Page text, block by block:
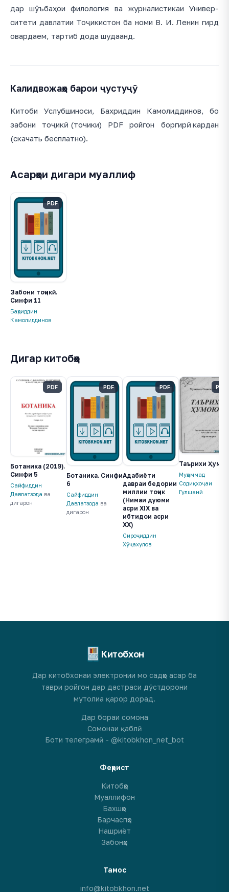
дар шӯъбаҳои филология ва журналистикаи Универ-
ситети давлатии Тоҷикистон ба номи В. И. Ленин гирд
овардаем, тартиб дода шудаанд.
Калидвожаҳо барои ҷустуҷӯ
Китоби Услубшиноси, Бахриддин Камолиддинов, бо
забони тоҷикӣ (точики) PDF ройгон боргирӣ кардан
(скачать бесплатно).
Асарҳои дигари муаллиф
PDF
Забони тоҷикӣ.
Синфи 11
Баҳриддин
Камолиддинов
Дигар китобҳо
PDF
Ботаника (2019).
Синфи 5
Сайфиддин
Давлатзода ва
дигарон
PDF
Ботаника. Синфи
6
Сайфиддин
Давлатзода ва
дигарон
PDF
Адабиёти
давраи бедории
миллии тоҷик
(Нимаи дуюми
асри XIX ва
ибтидои асри
ХХ)
Сироҷиддин
Хӯҷахулов
PDF
Таърихи
Муҳаммад
Содиқхоҷаи
Гулшанӣ
Китобхон
Дар китобхонаи электронии мо садҳо асар ба
таври ройгон дар дастраси дӯстдорони
мутолиа қарор дорад.
Дар бораи сомона
Сомонаи қаблӣ
Боти телеграмӣ - @kitobkhon_net_bot
Феҳрист
Китобҳо
Муаллифон
Бахшҳо
Барчаспҳо
Нашриёт
Забонҳо
Тамос
info@kitobkhon.net